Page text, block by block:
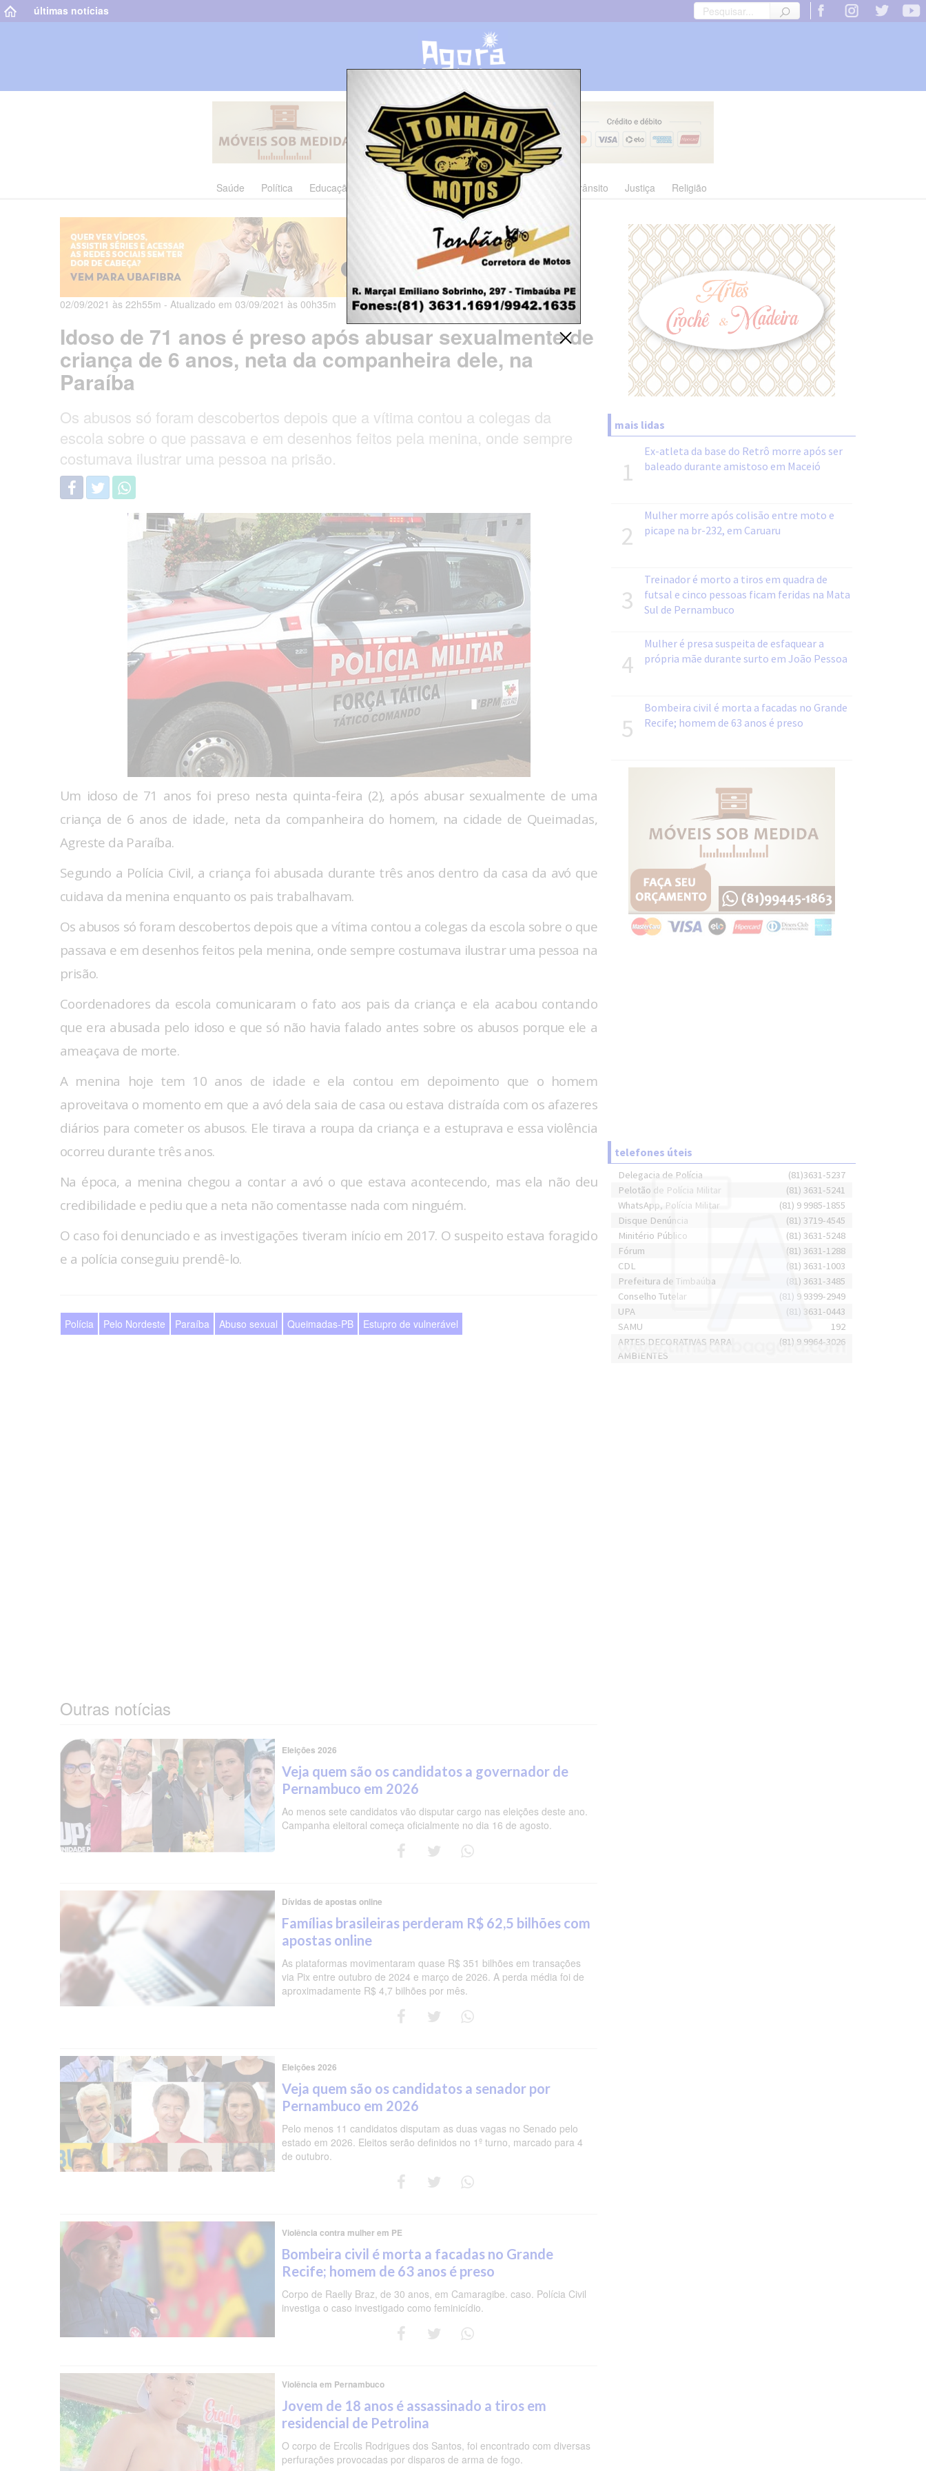
últimas notícias
Saúde Política Educação Cultura Polícia Economia Trânsito Justiça Religião
02/09/2021 às 22h55m - Atualizado em 03/09/2021 às 00h35m
Idoso de 71 anos é preso após abusar sexualmente de
criança de 6 anos, neta da companheira dele, na
Paraíba
Os abusos só foram descobertos depois que a vítima contou a colegas da
escola sobre o que passava e em desenhos feitos pela menina, onde sempre
costumava ilustrar uma pessoa na prisão.
Um idoso de 71 anos foi preso nesta quinta-feira (2), após abusar sexualmente de uma
criança de 6 anos de idade, neta da companheira do homem, na cidade de Queimadas,
Agreste da Paraíba.
Segundo a Polícia Civil, a criança foi abusada durante três anos dentro da casa da avó que
cuidava da menina enquanto os pais trabalhavam.
Os abusos só foram descobertos depois que a vítima contou a colegas da escola sobre o que
passava e em desenhos feitos pela menina, onde sempre costumava ilustrar uma pessoa na
prisão.
Coordenadores da escola comunicaram o fato aos pais da criança e ela acabou contando
que era abusada pelo idoso e que só não havia falado antes sobre os abusos porque ele a
ameaçava de morte.
A menina hoje tem 10 anos de idade e ela contou em depoimento que o homem
aproveitava o momento em que a avó dela saia de casa ou estava distraída com os afazeres
diários para cometer os abusos. Ele tirava a roupa da criança e a estuprava e essa violência
ocorreu durante três anos.
Na época, a menina chegou a contar a avó o que estava acontecendo, mas ela não deu
credibilidade e pediu que a neta não comentasse nada com ninguém.
O caso foi denunciado e as investigações tiveram início em 2017. O suspeito estava foragido
e a polícia conseguiu prendê-lo.
Polícia Pelo Nordeste Paraíba Abuso sexual Queimadas-PB Estupro de vulnerável
Outras notícias
Eleições 2026
Veja quem são os candidatos a governador de
Pernambuco em 2026
Ao menos sete candidatos vão disputar cargo nas eleições deste ano.
Campanha eleitoral começa oficialmente no dia 16 de agosto.
Dívidas de apostas online
Famílias brasileiras perderam R$ 62,5 bilhões com
apostas online
As plataformas movimentaram quase R$ 351 bilhões em transações
via Pix entre outubro de 2024 e março de 2026. A perda média foi de
aproximadamente R$ 4,7 bilhões por mês.
Eleições 2026
Veja quem são os candidatos a senador por
Pernambuco em 2026
Pelo menos 11 candidatos disputam as duas vagas no Senado pelo
estado em 2026. Eleitos serão definidos no 1º turno, marcado para 4
de outubro.
Violência contra mulher em PE
Bombeira civil é morta a facadas no Grande
Recife; homem de 63 anos é preso
Corpo de Raelly Braz, de 30 anos, em Camaragibe. caso. Polícia Civil
investiga o caso investigado como feminicídio.
Violência em Pernambuco
Jovem de 18 anos é assassinado a tiros em
residencial de Petrolina
O corpo de Ercolis Rodrigues dos Santos, foi encontrado com diversas
perfurações provocadas por disparos de arma de fogo.
mais lidas
1
Ex-atleta da base do Retrô morre após ser
baleado durante amistoso em Maceió
2
Mulher morre após colisão entre moto e
picape na br-232, em Caruaru
3
Treinador é morto a tiros em quadra de
futsal e cinco pessoas ficam feridas na Mata
Sul de Pernambuco
4
Mulher é presa suspeita de esfaquear a
própria mãe durante surto em João Pessoa
5
Bombeira civil é morta a facadas no Grande
Recife; homem de 63 anos é preso
telefones úteis
Delegacia de Polícia
(81)3631-5237
Pelotão de Polícia Militar
(81) 3631-5241
WhatsApp, Polícia Militar
(81) 9 9985-1855
Disque Denúncia
(81) 3719-4545
Minitério Público
(81) 3631-5248
Fórum
(81) 3631-1288
CDL
(81) 3631-1003
Prefeitura de Timbaúba
(81) 3631-3485
Conselho Tutelar
(81) 9 9399-2949
UPA
(81) 3631-0443
SAMU
192
ARTES DECORATIVAS PARA
AMBIENTES
(81) 9 9964-3026